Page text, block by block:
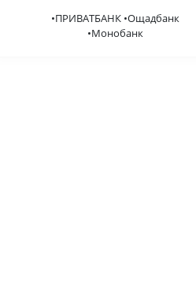
•ПРИВАТБАНК •Ощадбанк
•Монобанк